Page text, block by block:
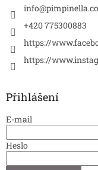
info@pimpinella.co
+420 775300883
https://
https://
Přihlášení
E-mail
Heslo